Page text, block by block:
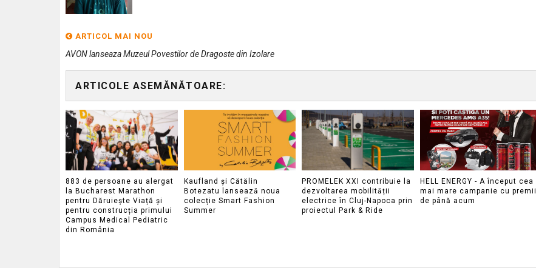
ARTICOL MAI NOU
AVON lanseaza Muzeul Povestilor de Dragoste din Izolare
ARTICOLE ASEMĂNĂTOARE:
883 de persoane au alergat
la Bucharest Marathon
pentru Dăruiește Viață și
pentru construcția primului
Campus Medical Pediatric
din România
Kaufland și Cătălin
Botezatu lansează noua
colecție Smart Fashion
Summer
PROMELEK XXI contribuie la
dezvoltarea mobilității
electrice în Cluj-Napoca prin
proiectul Park & Ride
HELL ENERGY - A început cea
mai mare campanie cu premii
de până acum